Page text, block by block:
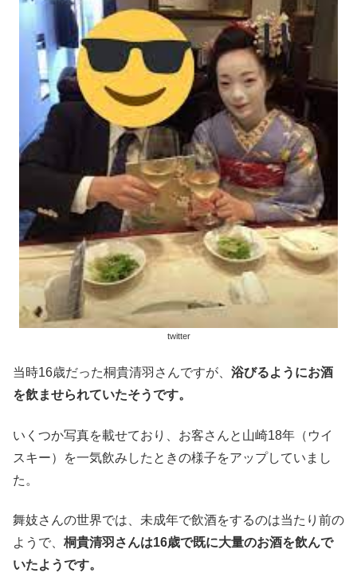
twitter
当時16歳だった桐貴清羽さんですが、 浴びるようにお酒
を飲ませられていたそうです。
いくつか写真を載せており、お客さんと山崎18年（ウイ
スキー）を一気飲みしたときの様子をアップしていまし
た。
舞妓さんの世界では、未成年で飲酒をするのは当たり前の
ようで、 桐貴清羽さんは16歳で既に大量のお酒を飲んで
いたようです。